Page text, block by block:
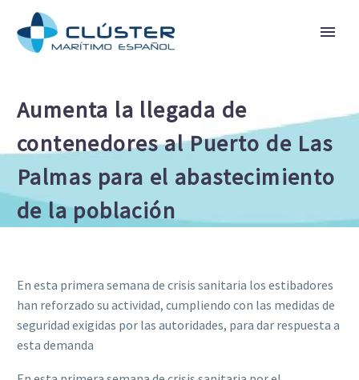
Aumenta la llegada de
contenedores al Puerto de Las
Palmas para el abastecimiento
de la población
En esta primera semana de crisis sanitaria los estibadores
han reforzado su actividad, cumpliendo con las medidas de
seguridad exigidas por las autoridades, para dar respuesta a
esta demanda